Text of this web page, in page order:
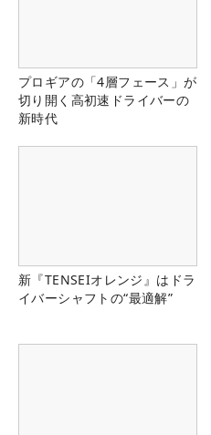
プロギアの「4層フェース」が
切り開く高初速ドライバーの
新時代
新『TENSEIオレンジ』はドラ
イバーシャフトの“最適解”